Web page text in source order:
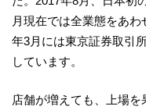
月現在では全業態をあ
年3月には東京証券取引
しています。
店舗が増えても、上場